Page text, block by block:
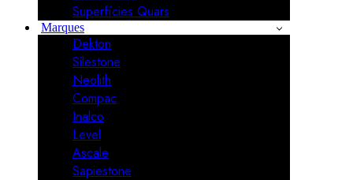
Superfícies Quars
Marques
Dekton
Silestone
Neolith
Compac
Inalco
Level
Ascale
Sapiestone